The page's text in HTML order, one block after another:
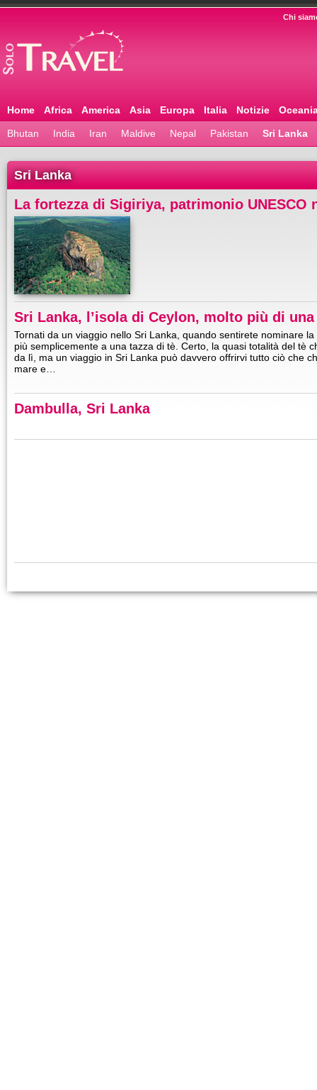
Chi
Home Africa America Asia Europa Italia Notizie
Bhutan India Iran Maldive Nepal Pakistan Sri Lanka
Sri Lanka
La fortezza di Sigiriya, patrimonio UNESCO
Sri Lanka, l’isola di Ceylon, molto più di
Tornati da un viaggio nello Sri Lanka, quando sentirete nominare
più semplicemente a una tazza di tè. Certo, la quasi totalità del tè
da lì, ma un viaggio in Sri Lanka può davvero offrirvi tutto ciò che
mare e…
Dambulla, Sri Lanka